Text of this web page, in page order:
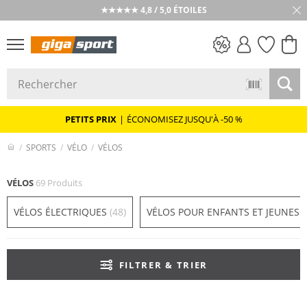
★★★★★ 4,8 / 5,0 ÉTOILES
PETITS PRIX | ÉCONOMISEZ JUSQU'À -50 %
SPORTS VÉLO VÉLOS
VÉLOS 69 Produits
VÉLOS ÉLECTRIQUES (48) VÉLOS POUR ENFANTS ET JEUNES
FILTRER & TRIER